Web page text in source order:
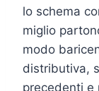
lo schema
miglio
modo
distributiva,
precedenti e